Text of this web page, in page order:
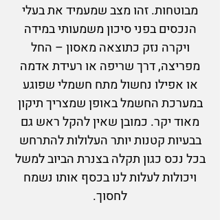
מבוטחות. זהו מצב שמעמיד את בעלי
הנכסים בפני סיכון משמעותי במידה
ויקרה נזק כתוצאה מאסון – החל
מפריצה, דרך שריפה או רעידת אדמה
או אפילו נחשול מתח חשמלי שפוגע
במערכת החשמל באופן שמצריך תיקון
מאוד יקר. כמובן שאין להקל ראש גם
בבעיות קטנות יותר העלולות להתרחש
בכל נכס כגון תקלה בצנרת הביוב למשל
ויכולות לעלות לנו בכסף אותו נשמח
לחסוך.